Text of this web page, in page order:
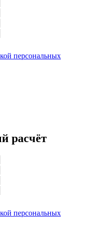
персональных
расчёт
персональных